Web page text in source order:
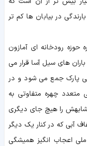
در بیابان ها کم تر
حوزه رودخانه ای آمازون
های سیل آسا قرار می
پارک جمع می شود و در
چهره متفاوتی به
را هیچ جای دیگری
آبی که در کنار یک دیگر
ملی اعجاب انگیز همیشگی